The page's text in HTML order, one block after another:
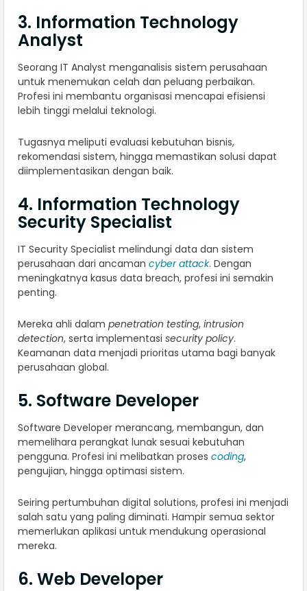
3. Information Technology
Analyst
Seorang IT Analyst menganalisis sistem perusahaan
untuk menemukan celah dan peluang perbaikan.
Profesi ini membantu organisasi mencapai efisiensi
lebih tinggi melalui teknologi.
Tugasnya meliputi evaluasi kebutuhan bisnis,
rekomendasi sistem, hingga memastikan solusi dapat
diimplementasikan dengan baik.
4. Information Technology
Security Specialist
IT Security Specialist melindungi data dan sistem
perusahaan dari ancaman cyber attack. Dengan
meningkatnya kasus data breach, profesi ini semakin
penting.
Mereka ahli dalam penetration testing, intrusion
detection, serta implementasi security policy.
Keamanan data menjadi prioritas utama bagi banyak
perusahaan global.
5. Software Developer
Software Developer merancang, membangun, dan
memelihara perangkat lunak sesuai kebutuhan
pengguna. Profesi ini melibatkan proses coding,
pengujian, hingga optimasi sistem.
Seiring pertumbuhan digital solutions, profesi ini menjadi
salah satu yang paling diminati. Hampir semua sektor
memerlukan aplikasi untuk mendukung operasional
mereka.
6. Web Developer